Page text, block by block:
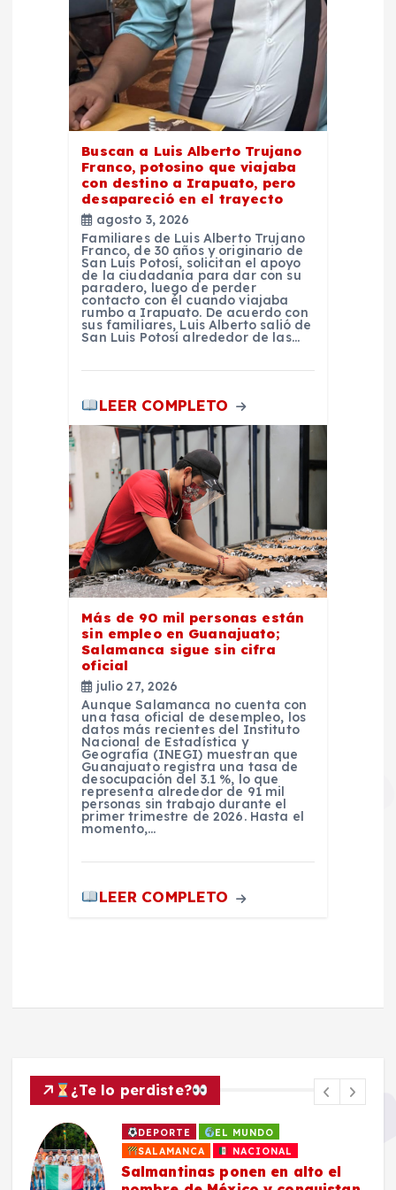
Buscan a Luis Alberto Trujano
Franco, potosino que viajaba
con destino a Irapuato, pero
desapareció en el trayecto
agosto 3, 2026
Familiares de Luis Alberto Trujano
Franco, de 30 años y originario de
San Luis Potosí, solicitan el apoyo
de la ciudadanía para dar con su
paradero, luego de perder
contacto con él cuando viajaba
rumbo a Irapuato. De acuerdo con
sus familiares, Luis Alberto salió de
San Luis Potosí alrededor de las…
LEER COMPLETO
Más de 90 mil personas están
sin empleo en Guanajuato;
Salamanca sigue sin cifra
oficial
julio 27, 2026
Aunque Salamanca no cuenta con
una tasa oficial de desempleo, los
datos más recientes del Instituto
Nacional de Estadística y
Geografía (INEGI) muestran que
Guanajuato registra una tasa de
desocupación del 3.1 %, lo que
representa alrededor de 91 mil
personas sin trabajo durante el
primer trimestre de 2026. Hasta el
momento,…
LEER COMPLETO
¿Te lo perdiste?
DEPORTE
EL MUNDO
SALAMANCA
NACIONAL
Salmantinas ponen en alto el